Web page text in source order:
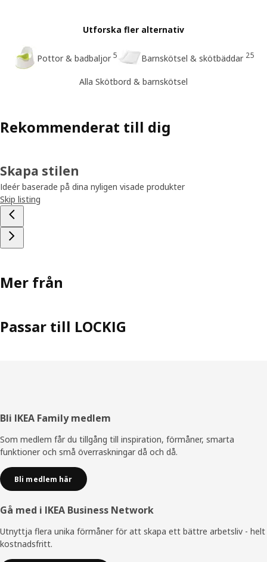
Utforska fler alternativ
Pottor & badbaljor 5 Barnskötsel & skötbäddar 25
Alla Skötbord & barnskötsel
Rekommenderat till dig
Skapa stilen
Ideér baserade på dina nyligen visade produkter
Skip listing
Mer från
Passar till LOCKIG
Sidfot
Bli IKEA Family medlem
Som medlem får du tillgång till inspiration, förmåner, smarta
funktioner och små överraskningar då och då.
Bli medlem här
Gå med i IKEA Business Network
Utnyttja flera unika förmåner för att skapa ett bättre arbetsliv - helt
kostnadsfritt.